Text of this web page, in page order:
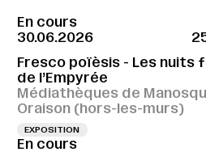
En cours
30.06.2026
Fresco poïèsis - Les nuits
de l’Empyrée
Médiathèques de
Oraison (hors-les-murs)
EXPOSITION
En cours